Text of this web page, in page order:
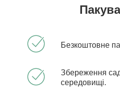
Безкоштовне
Збереження
середовищі.